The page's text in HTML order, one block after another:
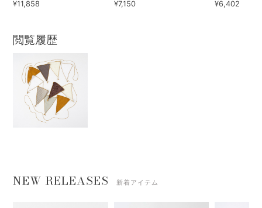
¥11,858 ¥7,150 ¥6,402
閲覧履歴
NEW RELEASES 新着アイテム